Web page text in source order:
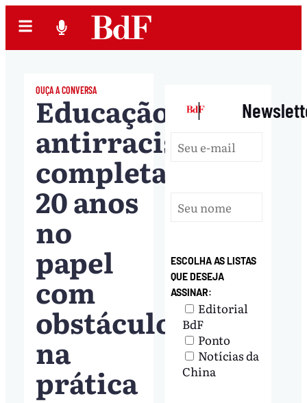
OUÇA A CONVERSA
Educação
antirracista
completa
20 anos
no
papel
com
obstáculos
na
prática
|
ESCOLHA AS LISTAS
QUE DESEJA
ASSINAR:
Editorial
BdF
Ponto
Notícias da
China